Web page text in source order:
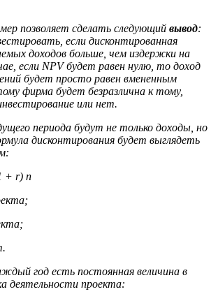
позволяет сделать следующий вывод:
если дисконтированная
доходов больше, чем издержки на
если NPV будет равен нулю, то доход
будет просто равен вмененным
фирма будет безразлична к тому,
или нет.
периода будут не только доходы , но
дисконтирования будет выглядеть
+ r) n
год есть постоянная величина в
деятельности проекта: